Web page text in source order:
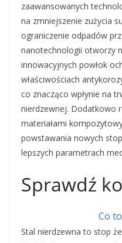
zaawansowanych
na zmniejszenie zużycia
ograniczenie odpadów
nanotechnologii otworzy
innowacyjnych powłok
właściwościach
co znacząco wpłynie na
nierdzewnej. Dodatkowo
materiałami
powstawania nowych
lepszych parametrach
Sprawdź
Co
Stal nierdzewna to stop